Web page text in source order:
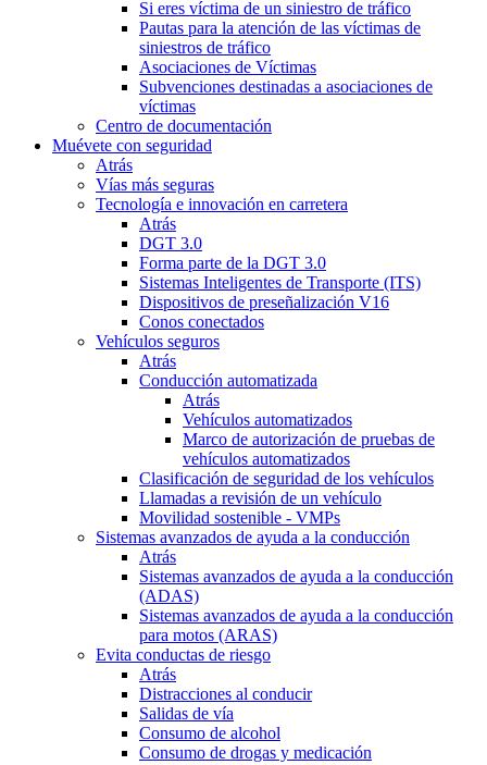
Si eres víctima de un siniestro de tráfico
Pautas para la atención de las víctimas de
siniestros de tráfico
Asociaciones de Víctimas
Subvenciones destinadas a asociaciones de
víctimas
Centro de documentación
Muévete con seguridad
Atrás
Vías más seguras
Tecnología e innovación en carretera
Atrás
DGT 3.0
Forma parte de la DGT 3.0
Sistemas Inteligentes de Transporte (ITS)
Dispositivos de preseñalización V16
Conos conectados
Vehículos seguros
Atrás
Conducción automatizada
Atrás
Vehículos automatizados
Marco de autorización de pruebas de
vehículos automatizados
Clasificación de seguridad de los vehículos
Llamadas a revisión de un vehículo
Movilidad sostenible - VMPs
Sistemas avanzados de ayuda a la conducción
Atrás
Sistemas avanzados de ayuda a la conducción
(ADAS)
Sistemas avanzados de ayuda a la conducción
para motos (ARAS)
Evita conductas de riesgo
Atrás
Distracciones al conducir
Salidas de vía
Consumo de alcohol
Consumo de drogas y medicación